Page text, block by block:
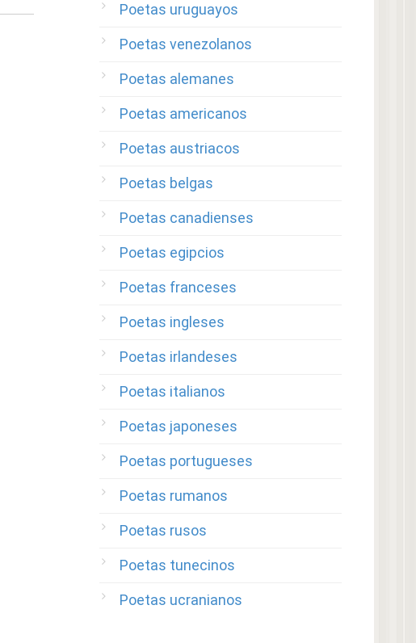
Poetas uruguayos
Poetas venezolanos
Poetas alemanes
Poetas americanos
Poetas austriacos
Poetas belgas
Poetas canadienses
Poetas egipcios
Poetas franceses
Poetas ingleses
Poetas irlandeses
Poetas italianos
Poetas japoneses
Poetas portugueses
Poetas rumanos
Poetas rusos
Poetas tunecinos
Poetas ucranianos